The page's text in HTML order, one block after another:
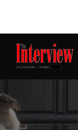
Интервју